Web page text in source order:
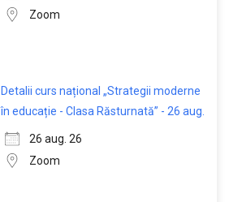
Zoom
Detalii curs național „Strategii moderne
în educație - Clasa Răsturnată” - 26 aug.
26 aug. 26
Zoom